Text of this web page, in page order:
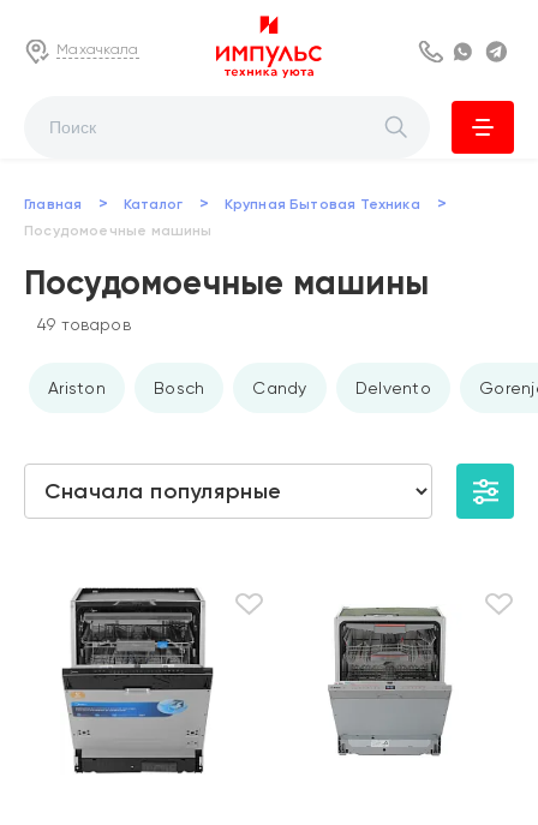
Махачкала 8 800 222 63
Главная > Каталог > Крупная Бытовая Техника >
Посудомоечные машины
Посудомоечные машины
49 товаров
Ariston Bosch Candy Delvento